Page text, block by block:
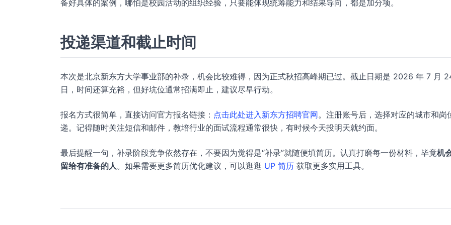
备好具体的案例，哪怕是校园活动的组织经验，只要能体现统筹能力和结果导向，都是加分项。
投递渠道和截止时间
本次是北京新东方大学事业部的补录，机会比较难得，因为正式秋招高峰期已过。截止日期是 2026 年 7 月
日，时间还算充裕，但好坑位通常招满即止，建议尽早行动。
报名方式很简单，直接访问官方报名链接： 点击此处进入新东方招聘官网。注册账号后，选择对应的城市和岗
递。记得随时关注短信和邮件，教培行业的面试流程通常很快，有时候今天投明天就约面。
最后提醒一句，补录阶段竞争依然存在，不要因为觉得是“补录”就随便填简历。认真打磨每一份材料，毕竟机
留给有准备的人。如果需要更多简历优化建议，可以逛逛 UP 简历 获取更多实用工具。